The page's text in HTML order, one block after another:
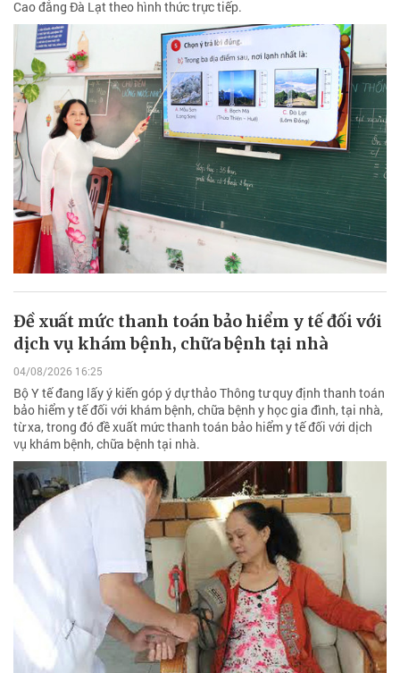
Cao đẳng Đà Lạt theo hình thức trực tiếp.
Đề xuất mức thanh toán bảo hiểm y tế đối với
dịch vụ khám bệnh, chữa bệnh tại nhà
04/08/2026 16:25
Bộ Y tế đang lấy ý kiến góp ý dự thảo Thông tư quy định thanh toán
bảo hiểm y tế đối với khám bệnh, chữa bệnh y học gia đình, tại nhà,
từ xa, trong đó đề xuất mức thanh toán bảo hiểm y tế đối với dịch
vụ khám bệnh, chữa bệnh tại nhà.